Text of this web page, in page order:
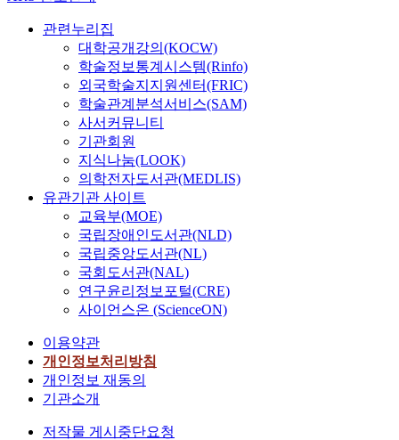
관련누리집
대학공개강의(KOCW)
학술정보통계시스템(Rinfo)
외국학술지지원센터(FRIC)
학술관계분석서비스(SAM)
사서커뮤니티
기관회원
지식나눔(LOOK)
의학전자도서관(MEDLIS)
유관기관 사이트
교육부(MOE)
국립장애인도서관(NLD)
국립중앙도서관(NL)
국회도서관(NAL)
연구윤리정보포털(CRE)
사이언스온 (ScienceON)
이용약관
개인정보처리방침
개인정보 재동의
기관소개
저작물 게시중단요청